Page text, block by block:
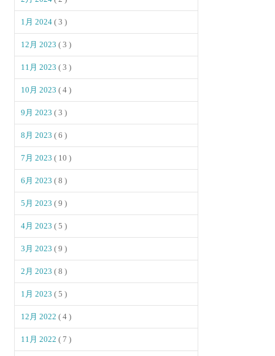
1月 2024( 3 )
12月 2023( 3 )
11月 2023( 3 )
10月 2023( 4 )
9月 2023( 3 )
8月 2023( 6 )
7月 2023( 10 )
6月 2023( 8 )
5月 2023( 9 )
4月 2023( 5 )
3月 2023( 9 )
2月 2023( 8 )
1月 2023( 5 )
12月 2022( 4 )
11月 2022( 7 )